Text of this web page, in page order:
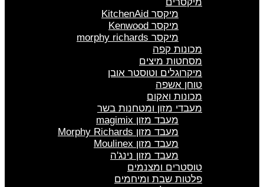
מיקסר KitchenAid
מיקסר Kenwood
מיקסר morphy richards
מכונות קפה
מסחטות מיצים
מיקרוגלים וטוסטר אובן
טוחן אשפה
מכונות ואקום
מעבדי מזון ומטחנות בשר
מעבד מזון magimix
מעבד מזון Morphy Richards
מעבד מזון Moulinex
מעבד מזון נינג'ה
טוסטרים ומצנמים
פלטות שבת ומיחמים